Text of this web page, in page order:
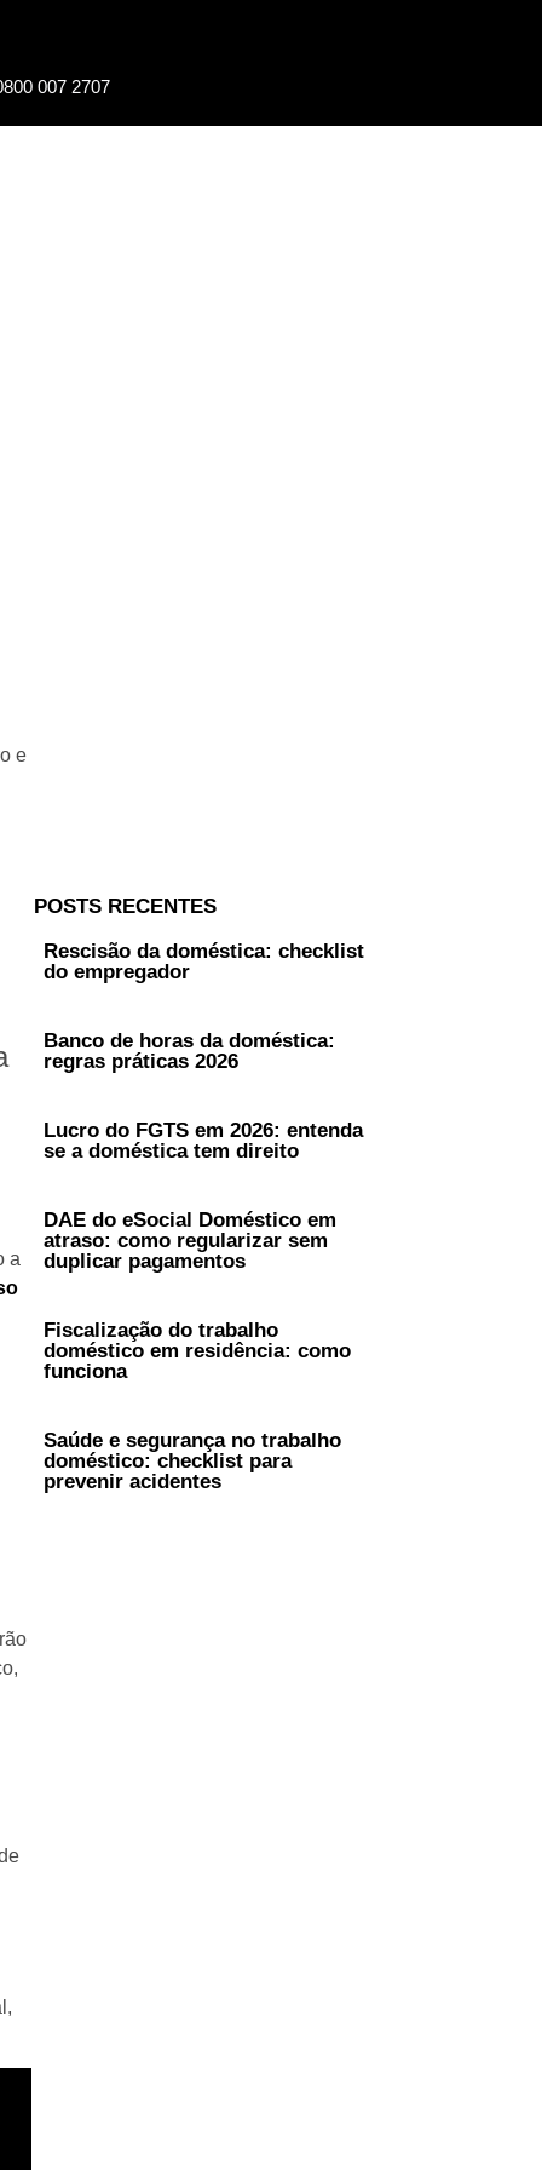
007 2707
e
a
POSTS RECENTES
Rescisão da doméstica: checklist
do empregador
Banco de horas da doméstica:
regras práticas 2026
Lucro do FGTS em 2026: entenda
se a doméstica tem direito
DAE do eSocial Doméstico em
atraso: como regularizar sem
duplicar pagamentos
Fiscalização do trabalho
doméstico em residência: como
funciona
Saúde e segurança no trabalho
doméstico: checklist para
prevenir acidentes